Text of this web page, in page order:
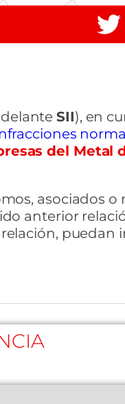
SII), en
del Metal
asociados o
anterior
puedan